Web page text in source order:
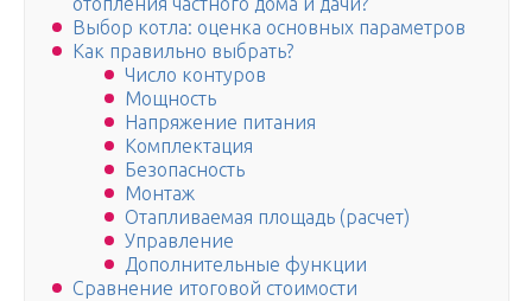
Выбор котла: оценка основных параметров
Как правильно выбрать?
Число контуров
Мощность
Напряжение питания
Комплектация
Безопасность
Монтаж
Отапливаемая площадь (расчет)
Управление
Дополнительные функции
Сравнение итоговой стоимости